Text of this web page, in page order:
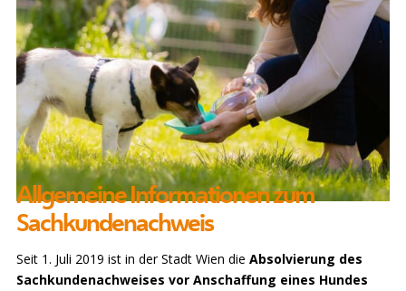
Allgemeine Informationen zum
Sachkundenachweis
Seit 1. Juli 2019 ist in der Stadt Wien die Absolvierung des
Sachkundenachweises vor Anschaffung eines Hundes